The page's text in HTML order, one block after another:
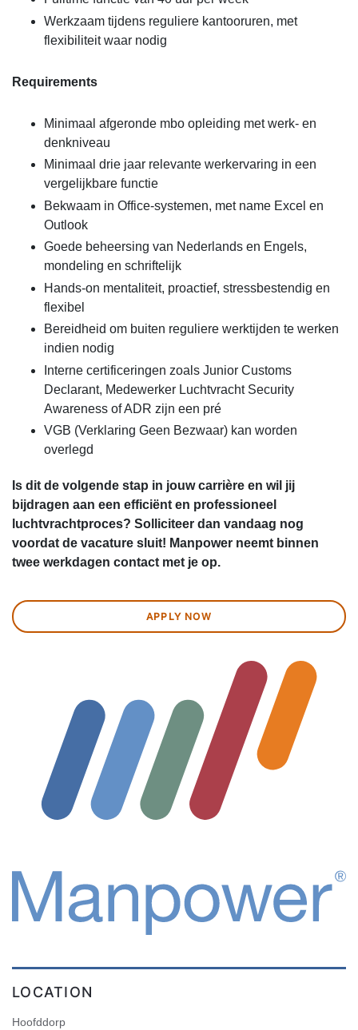
Werkzaam tijdens reguliere kantooruren, met
flexibiliteit waar nodig
Requirements
Minimaal afgeronde mbo opleiding met werk- en
denkniveau
Minimaal drie jaar relevante werkervaring in een
vergelijkbare functie
Bekwaam in Office-systemen, met name Excel en
Outlook
Goede beheersing van Nederlands en Engels,
mondeling en schriftelijk
Hands-on mentaliteit, proactief, stressbestendig en
flexibel
Bereidheid om buiten reguliere werktijden te werken
indien nodig
Interne certificeringen zoals Junior Customs
Declarant, Medewerker Luchtvracht Security
Awareness of ADR zijn een pré
VGB (Verklaring Geen Bezwaar) kan worden
overlegd
Is dit de volgende stap in jouw carrière en wil jij
bijdragen aan een efficiënt en professioneel
luchtvrachtproces? Solliciteer dan vandaag nog
voordat de vacature sluit! Manpower neemt binnen
twee werkdagen contact met je op.
APPLY NOW
LOCATION
Hoofddorp